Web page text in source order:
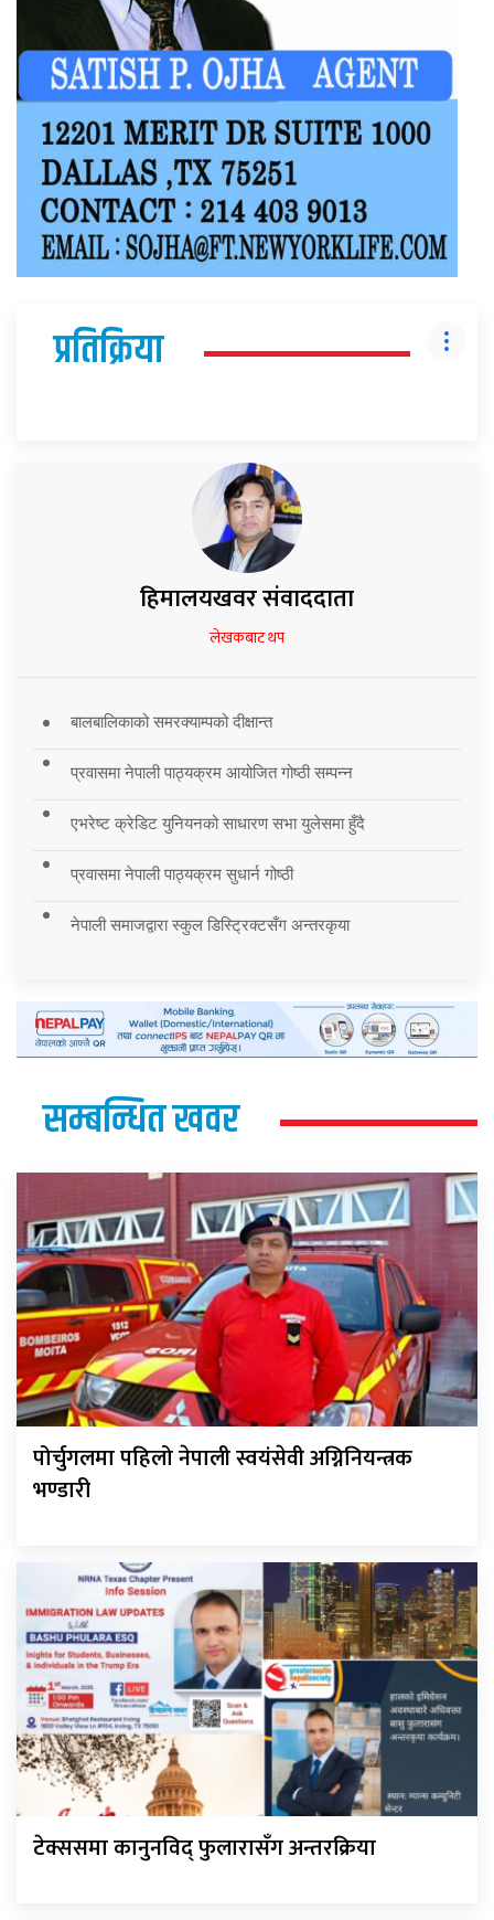
प्रतिक्रिया
हिमालयखवर संवाददाता
लेखकबाट थप
बालबालिकाको समरक्याम्पको दीक्षान्त
प्रवासमा नेपाली पाठ्यक्रम आयोजित गोष्ठी सम्पन्न
एभरेष्ट क्रेडिट युनियनको साधारण सभा युलेसमा हुँदै
प्रवासमा नेपाली पाठ्यक्रम सुधार्न गोष्ठी
नेपाली समाजद्वारा स्कुल डिस्ट्रिक्टसँग अन्तरकृया
सम्बन्धित खवर
पोर्चुगलमा पहिलो नेपाली स्वयंसेवी अग्निनियन्त्रक
भण्डारी
टेक्ससमा कानुनविद् फुलारासँग अन्तरक्रिया